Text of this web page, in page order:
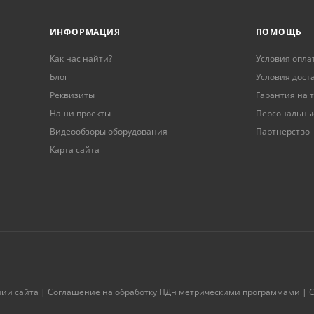
ИНФОРМАЦИЯ
Как нас найти?
Блог
Реквизиты
Наши проекты
Видеообзоры оборудования
Карта сайта
ПОМОЩЬ
Условия
Условия
Гарантия на
Партнерство
сайта | Соглашение на обработку ПДн метрическими программами |